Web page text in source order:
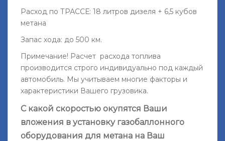
Расход по ТРАССЕ: 18 литров дизеля + 6,5 кубов
метана
Запас хода: до 500 км.
Примечание! Расчет расхода топлива
производится строго индивидуально под каждый
автомобиль. Мы учитываем многие факторы и
характеристики Вашего грузовика.
С какой скоростью окупятся Ваши
вложения в установку газобаллонного
оборудования для метана на Ваш